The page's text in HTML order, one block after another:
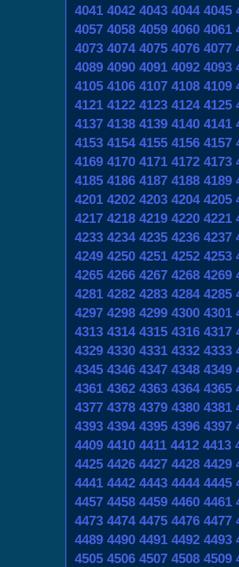
4041 4042 4043 4044 4045
4057 4058 4059 4060 4061
4073 4074 4075 4076 4077
4089 4090 4091 4092 4093
4105 4106 4107 4108 4109
4121 4122 4123 4124 4125
4137 4138 4139 4140 4141
4153 4154 4155 4156 4157
4169 4170 4171 4172 4173
4185 4186 4187 4188 4189
4201 4202 4203 4204 4205
4217 4218 4219 4220 4221
4233 4234 4235 4236 4237
4249 4250 4251 4252 4253
4265 4266 4267 4268 4269
4281 4282 4283 4284 4285
4297 4298 4299 4300 4301
4313 4314 4315 4316 4317
4329 4330 4331 4332 4333
4345 4346 4347 4348 4349
4361 4362 4363 4364 4365
4377 4378 4379 4380 4381
4393 4394 4395 4396 4397
4409 4410 4411 4412 4413
4425 4426 4427 4428 4429
4441 4442 4443 4444 4445
4457 4458 4459 4460 4461
4473 4474 4475 4476 4477
4489 4490 4491 4492 4493
4505 4506 4507 4508 4509